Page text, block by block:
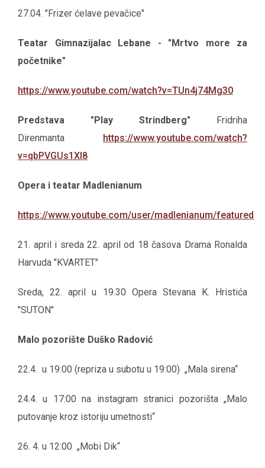
27.04. "Frizer ćelave pevačice"
Teatar Gimnazijalac Lebane - "Mrtvo more za
početnike"
https://www.youtube.com/watch?v=TUn4j74Mg30
Predstava "Play Strindberg" Fridriha
Direnmanta
https://www.youtube.com/watch?
v=qbPVGUs1Xl8
Opera i teatar Madlenianum
https://www.youtube.com/user/madlenianum/featured
21. april i sreda 22. april od 18 časova Drama Ronalda
Harvuda "KVARTET"
Sreda, 22. april u 19.30 Opera Stevana K. Hristića
"SUTON"
Malo pozorište Duško Radović
22.4. u 19:00 (repriza u subotu u 19:00) „Mala sirena“
24.4. u 17:00 na instagram stranici pozorišta „Malo
putovanje kroz istoriju umetnosti“
26. 4. u 12:00 „Mobi Dik“